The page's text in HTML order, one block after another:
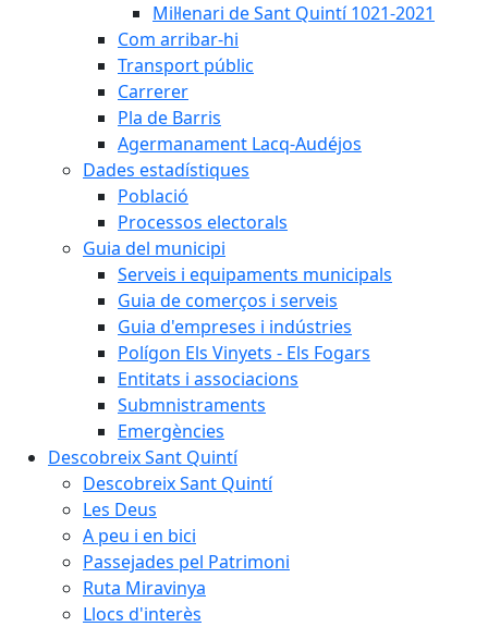
Mil·lenari de Sant Quintí 1021-2021
Com arribar-hi
Transport públic
Carrerer
Pla de Barris
Agermanament Lacq-Audéjos
Dades estadístiques
Població
Processos electorals
Guia del municipi
Serveis i equipaments municipals
Guia de comerços i serveis
Guia d'empreses i indústries
Polígon Els Vinyets - Els Fogars
Entitats i associacions
Submnistraments
Emergències
Descobreix Sant Quintí
Descobreix Sant Quintí
Les Deus
A peu i en bici
Passejades pel Patrimoni
Ruta Miravinya
Llocs d'interès